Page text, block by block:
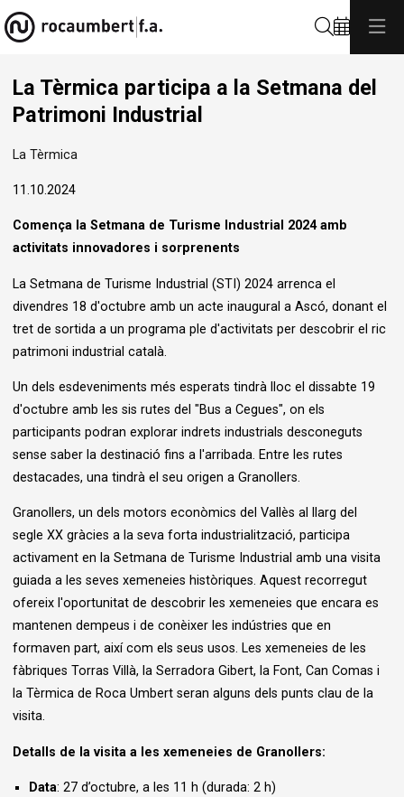
La Tèrmica participa a la Setmana del
Patrimoni Industrial
La Tèrmica
11.10.2024
Comença la Setmana de Turisme Industrial 2024 amb
activitats innovadores i sorprenents
La Setmana de Turisme Industrial (STI) 2024 arrenca el
divendres 18 d'octubre amb un acte inaugural a Ascó, donant el
tret de sortida a un programa ple d'activitats per descobrir el ric
patrimoni industrial català.
Un dels esdeveniments més esperats tindrà lloc el dissabte 19
d'octubre amb les sis rutes del "Bus a Cegues", on els
participants podran explorar indrets industrials desconeguts
sense saber la destinació fins a l'arribada. Entre les rutes
destacades, una tindrà el seu origen a Granollers.
Granollers, un dels motors econòmics del Vallès al llarg del
segle XX gràcies a la seva forta industrialització, participa
activament en la Setmana de Turisme Industrial amb una visita
guiada a les seves xemeneies històriques. Aquest recorregut
ofereix l'oportunitat de descobrir les xemeneies que encara es
mantenen dempeus i de conèixer les indústries que en
formaven part, així com els seus usos. Les xemeneies de les
fàbriques Torras Villà, la Serradora Gibert, la Font, Can Comas i
la Tèrmica de Roca Umbert seran alguns dels punts clau de la
visita.
Detalls de la visita a les xemeneies de Granollers:
Data: 27 d’octubre, a les 11 h (durada: 2 h)